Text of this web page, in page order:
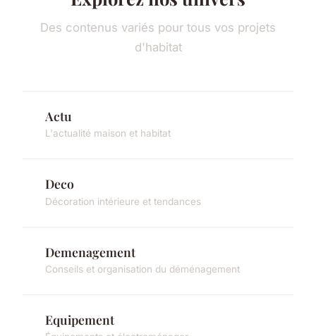
Des contenus variés pour tous vos projets
d'habitat
Actu
L'actualité maison et habitat
Deco
Décoration intérieure et tendances
Demenagement
Conseils et organisation du déménagement
Equipement